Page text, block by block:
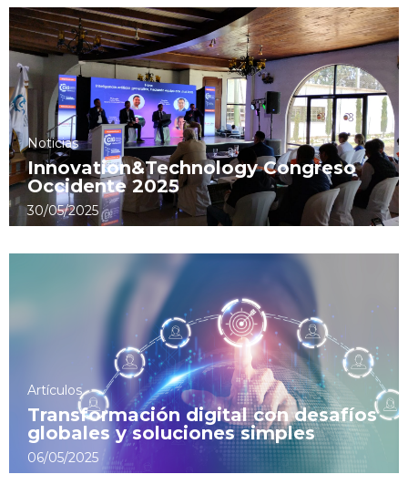
Noticias
Innovation&Technology Congreso
Occidente 2025
30/05/2025
Artículos
Transformación digital con desafíos
globales y soluciones simples
06/05/2025